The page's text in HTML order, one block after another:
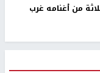
من أغنامه غرب